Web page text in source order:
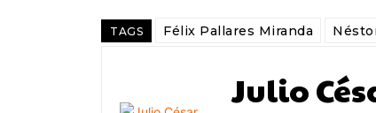
TAGS Félix Pallares Miranda
Julio